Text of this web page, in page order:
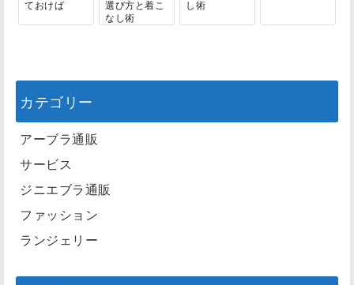
ておけば
選び方と着こ
なし術
し術
カテゴリー
アーブラ通販
サービス
ジニエブラ通販
ファッション
ランジェリー